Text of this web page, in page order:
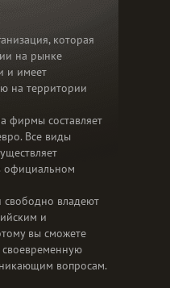
которая
на рынке
и имеет
на территории
фирмы составляет
Все виды
официальном
свободно владеют
и
вы сможете
вопросам.